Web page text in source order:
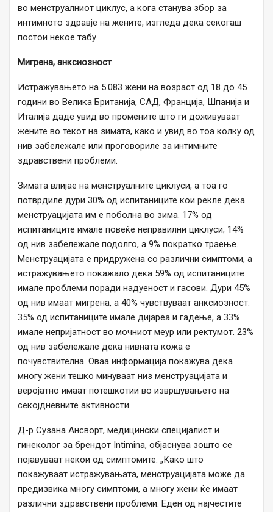
во менструалниот циклус, а кога станува збор за
интимното здравје на жените, изгледа дека секогаш
постои некое табу.
Мигрена, анксиозност
Истражувањето на 5.083 жени на возраст од 18 до 45
години во Велика Британија, САД, Франција, Шпанија и
Италија даде увид во промените што ги доживуваат
жените во текот на зимата, како и увид во тоа колку од
нив забележале или проговориле за интимните
здравствени проблеми.
Зимата влијае на менструалните циклуси, а тоа го
потврдиле дури 30% од испитаниците кои рекле дека
менструацијата им е поболна во зима. 17% од
испитаниците имале повеќе неправилни циклуси; 14%
од нив забележале подолго, а 9% пократко траење.
Менструацијата е придружена со различни симптоми, а
истражувањето покажало дека 59% од испитаниците
имале проблеми поради надуеност и гасови. Дури 45%
од нив имаат мигрена, а 40% чувствуваат анксиозност.
35% од испитаниците имале дијареа и гадење, а 33%
имале непријатност во мочниот меур или ректумот. 23%
од нив забележале дека нивната кожа е
почувствителна. Оваа информација покажува дека
многу жени тешко минуваат низ менструацијата и
веројатно имаат потешкотии во извршувањето на
секојдневните активности.
Д-р Сузана Ансворт, медицински специјалист и
гинеколог за брендот Intimina, објаснува зошто се
појавуваат некои од симптомите: „Како што
покажуваат истражувањата, менструацијата може да
предизвика многу симптоми, а многу жени ќе имаат
различни здравствени проблеми. Еден од најчестите